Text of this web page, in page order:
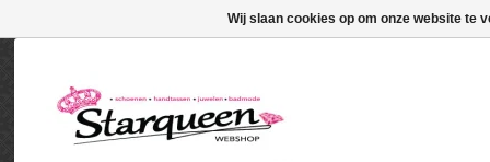
Wij slaan cookies op om onze website te